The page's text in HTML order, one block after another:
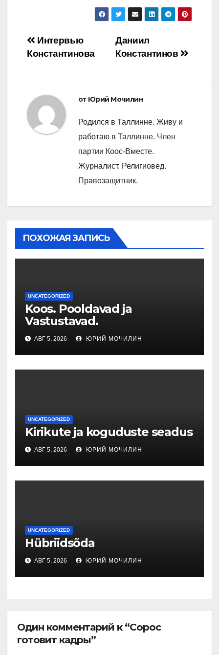
Навигация
Даниил
Константинов
Интервью
Константинова
от Юрий Мочилин
Родился в Таллинне. Живу и
работаю в Таллинне. Член
партии Коос-Вместе.
Журналист. Религиовед.
Правозащитник.
ПОХОЖАЯ ЗАПИСЬ
UNCATEGORIZED
Koos. Pooldavad ja
Vastustavad.
АВГ 5, 2026 ЮРИЙ МОЧИЛИН
UNCATEGORIZED
Kirikute ja koguduste seadus
АВГ 5, 2026 ЮРИЙ МОЧИЛИН
UNCATEGORIZED
Hübriidsõda
АВГ 5, 2026 ЮРИЙ МОЧИЛИН
Один комментарий к “Сорос
готовит кадры”